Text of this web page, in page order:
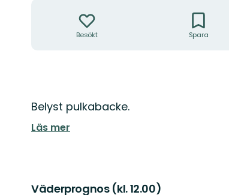
Besökt Spara
Beskrivning
Belyst pulkabacke.
Läs mer
Väderprognos (kl. 12.00)